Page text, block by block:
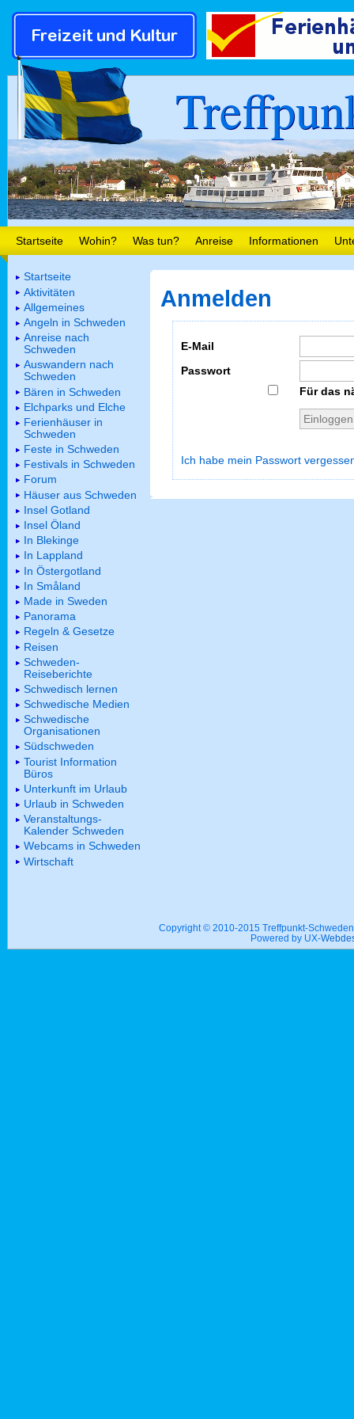
Startseite Wohin? Was tun? Anreise Informationen
Anmelden
E-Mail
Passwort
Für das
Ich habe mein Passwort
Startseite
Aktivitäten
Allgemeines
Angeln in Schweden
Anreise nach
Schweden
Auswandern nach
Schweden
Bären in Schweden
Elchparks und Elche
Ferienhäuser in
Schweden
Feste in Schweden
Festivals in Schweden
Forum
Häuser aus Schweden
Insel Gotland
Insel Öland
In Blekinge
In Lappland
In Östergotland
In Småland
Made in Sweden
Panorama
Regeln & Gesetze
Reisen
Schweden-
Reiseberichte
Schwedisch lernen
Schwedische Medien
Schwedische
Organisationen
Südschweden
Tourist Information
Büros
Unterkunft im Urlaub
Urlaub in Schweden
Veranstaltungs-
Kalender Schweden
Webcams in Schweden
Wirtschaft
Copyright © 2010-2015 Treffpunkt-
Powered by UX-